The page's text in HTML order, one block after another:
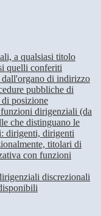
a qualsiasi titolo
quelli conferiti
dall'organo di indirizzo
pubbliche di
posizione
dirigenziali (da
che distinguano le
dirigenti, dirigenti
titolari di
con funzioni
discrezionali